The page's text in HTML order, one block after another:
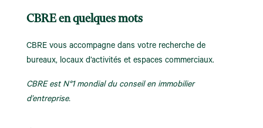
CBRE en quelques mots
CBRE vous accompagne dans votre recherche de
bureaux, locaux d’activités et espaces commerciaux.
CBRE est N°1 mondial du conseil en immobilier
d’entreprise.